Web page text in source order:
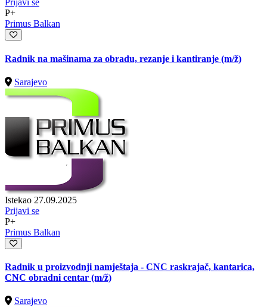
Prijavi se
P+
Primus Balkan
Radnik na mašinama za obradu, rezanje i kantiranje (m/ž)
Sarajevo
Istekao 27.09.2025
Prijavi se
P+
Primus Balkan
Radnik u proizvodnji namještaja - CNC raskrajač, kantarica,
CNC obradni centar (m/ž)
Sarajevo